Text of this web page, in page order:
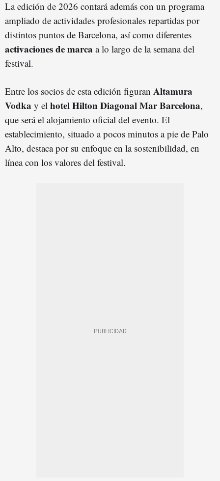
La edición de 2026 contará además con un programa
ampliado de actividades profesionales repartidas por
distintos puntos de Barcelona, así como diferentes
activaciones de marca a lo largo de la semana del
festival.
Entre los socios de esta edición figuran Altamura
Vodka y el hotel Hilton Diagonal Mar Barcelona,
que será el alojamiento oficial del evento. El
establecimiento, situado a pocos minutos a pie de Palo
Alto, destaca por su enfoque en la sostenibilidad, en
línea con los valores del festival.